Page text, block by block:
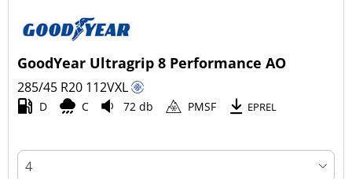
GoodYear Ultragrip 8 Performance AO
285/45 R20 112VXL
D C 72 db PMSF EPREL